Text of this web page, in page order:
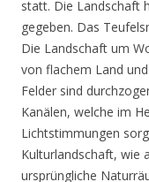
statt. Die Landschaft
gegeben. Das
Die Landschaft um
von flachem Land
Felder sind
Kanälen, welche im
Lichtstimmungen
Kulturlandschaft, wie
ursprüngliche